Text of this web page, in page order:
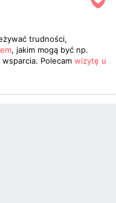
trudności,
, jakim mogą być np.
Polecam wizytę u